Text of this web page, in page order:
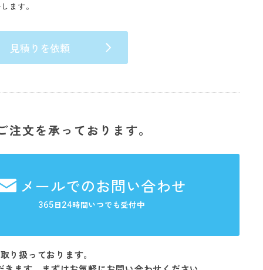
ます。
見積りを依頼
文を承っております。
メールでのお問い合わせ
365日24時間いつでも受付中
り扱っております。